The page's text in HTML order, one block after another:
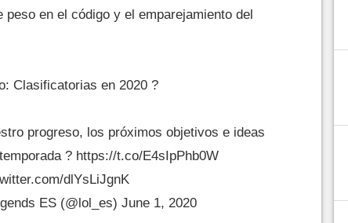
peso en el código y el emparejamiento del
Clasificatorias en 2020 ?
progreso, los próximos objetivos e ideas
? https://t.co/E4sIpPhb0W
dlYsLiJgnK
ES (@lol_es) June 1, 2020